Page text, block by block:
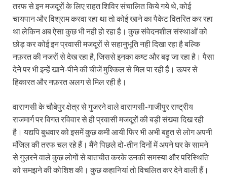
तरफ से इन मजदूरों के लिए राहत शिविर संचालित किये गये थे, कोई
चायपान और विश्राम करवा रहा था तो कोई खाने का पैकेट वितरित कर रहा
था लेकिन अब ऐसा कुछ भी नही हो रहा है। कुछ संवेदनशील संस्थाओं को
छोड़ कर कोई इन प्रवासी मजदूरों से सहानुभूति नही दिखा रहा है बल्कि
नफ़रत की नजरों से देख रहा है, जिससे इनका कष्ट और बढ़ जा रहा है। पैसा
देने पर भी इन्हें खाने-पीने की चीजें मुश्किल से मिल पा रही हैं। ऊपर से
हिकारत और नफ़रत अलग से मिल रही है।
वाराणसी के चौबेपुर क्षेत्र से गुजरने वाले वाराणसी-गाजीपुर राष्ट्रीय
राजमार्ग पर विगत रविवार से ही प्रवासी मजदूरों की बड़ी संख्या दिख रही
है। यद्यपि बुधवार को इसमें कुछ कमी आयी फिर भी अभी बहुत से लोग अपनी
मंजिल की तरफ चल रहे हैं। मैंने पिछले दो-तीन दिनों में अपने घर के सामने
से गुज़रने वाले कुछ लोगों से बातचीत करके उनकी समस्या और परिस्थिति
को समझने की कोशिश की। कुछ कहानियां तो विचलित कर देने वाली हैं।